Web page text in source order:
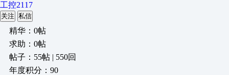
工控2117
关注 私信
精华：0帖
求助：0帖
帖子：55帖 | 550回
年度积分：90